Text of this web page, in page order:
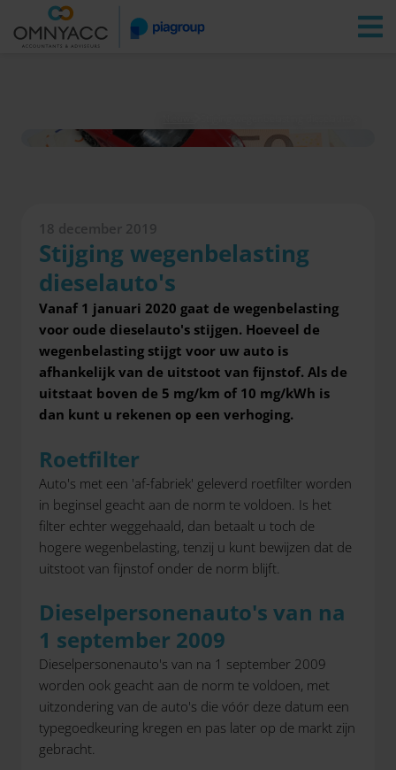
Vestigingen Zoeken
18 december 2019
Stijging wegenbelasting
dieselauto's
Vanaf 1 januari 2020 gaat de wegenbelasting
voor oude dieselauto's stijgen. Hoeveel de
wegenbelasting stijgt voor uw auto is
afhankelijk van de uitstoot van fijnstof. Als de
uitstaat boven de 5 mg/km of 10 mg/kWh is
dan kunt u rekenen op een verhoging.
Roetfilter
Auto's met een 'af-fabriek' geleverd roetfilter worden
in beginsel geacht aan de norm te voldoen. Is het
filter echter weggehaald, dan betaalt u toch de
hogere wegenbelasting, tenzij u kunt bewijzen dat de
uitstoot van fijnstof onder de norm blijft.
Dieselpersonenauto's van na
1 september 2009
Dieselpersonenauto's van na 1 september 2009
worden ook geacht aan de norm te voldoen, met
uitzondering van de auto's die vóór deze datum een
typegoedkeuring kregen en pas later op de markt zijn
gebracht.